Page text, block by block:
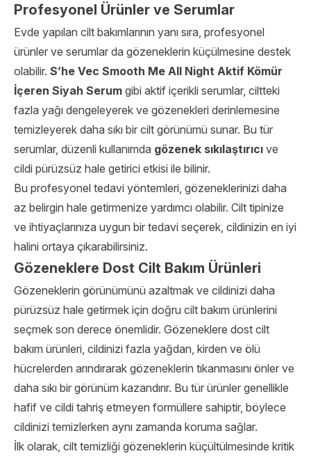
Profesyonel Ürünler ve Serumlar
Evde yapılan cilt bakımlarının yanı sıra, profesyonel
ürünler ve serumlar da gözeneklerin küçülmesine destek
olabilir. S’he Vec Smooth Me All Night Aktif Kömür
İçeren Siyah Serum gibi aktif içerikli serumlar, ciltteki
fazla yağı dengeleyerek ve gözenekleri derinlemesine
temizleyerek daha sıkı bir cilt görünümü sunar. Bu tür
serumlar, düzenli kullanımda gözenek sıkılaştırıcı ve
cildi pürüzsüz hale getirici etkisi ile bilinir.
Bu profesyonel tedavi yöntemleri, gözeneklerinizi daha
az belirgin hale getirmenize yardımcı olabilir. Cilt tipinize
ve ihtiyaçlarınıza uygun bir tedavi seçerek, cildinizin en iyi
halini ortaya çıkarabilirsiniz.
Gözeneklere Dost Cilt Bakım Ürünleri
Gözeneklerin görünümünü azaltmak ve cildinizi daha
pürüzsüz hale getirmek için doğru cilt bakım ürünlerini
seçmek son derece önemlidir. Gözeneklere dost cilt
bakım ürünleri, cildinizi fazla yağdan, kirden ve ölü
hücrelerden arındırarak gözeneklerin tıkanmasını önler ve
daha sıkı bir görünüm kazandırır. Bu tür ürünler genellikle
hafif ve cildi tahriş etmeyen formüllere sahiptir, böylece
cildinizi temizlerken aynı zamanda koruma sağlar.
İlk olarak, cilt temizliği gözeneklerin küçültülmesinde kritik